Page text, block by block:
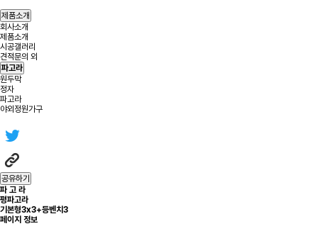
제품소개
회사소개
제품소개
시공갤러리
견적문의 외
파고라
원두막
정자
파고라
야외정원가구
공유하기
파 고 라
평파고라
기본형3x3+등벤치3
페이지 정보